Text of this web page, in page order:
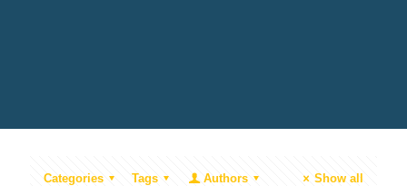
Categories Tags Authors Show all